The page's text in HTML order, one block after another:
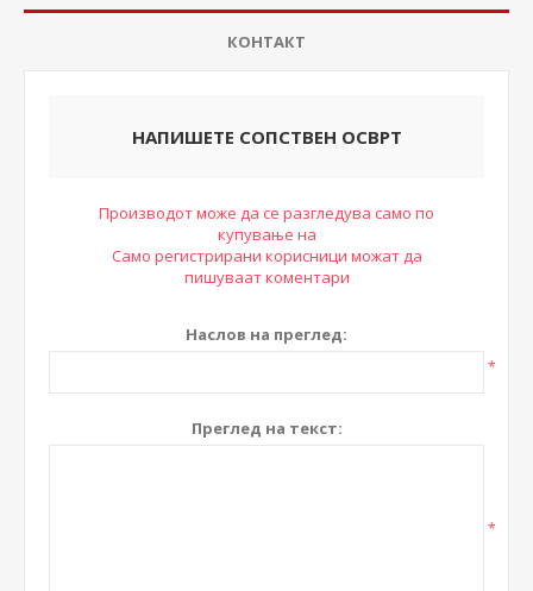
КОНТАКТ
НАПИШЕТЕ СОПСТВЕН ОСВРТ
Производот може да се разгледува само по
купување на
Само регистрирани корисници можат да
пишуваат коментари
Наслов на преглед:
*
Преглед на текст:
*